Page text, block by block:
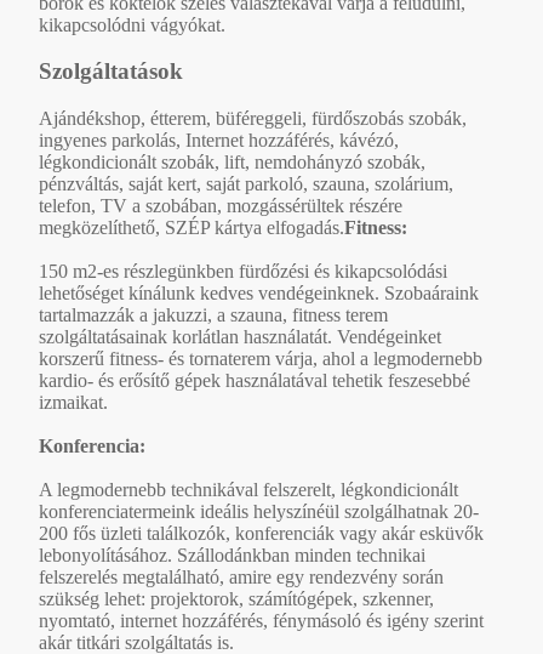
kikapcsolódni vágyókat.
Szolgáltatások
Ajándékshop, étterem, büféreggeli, fürdőszobás szobák,
ingyenes parkolás, Internet hozzáférés, kávézó,
légkondicionált szobák, lift, nemdohányzó szobák,
pénzváltás, saját kert, saját parkoló, szauna, szolárium,
telefon, TV a szobában, mozgássérültek részére
megközelíthető, SZÉP kártya elfogadás.Fitness:
150 m2-es részlegünkben fürdőzési és kikapcsolódási
lehetőséget kínálunk kedves vendégeinknek. Szobaáraink
tartalmazzák a jakuzzi, a szauna, fitness terem
szolgáltatásainak korlátlan használatát. Vendégeinket
korszerű fitness- és tornaterem várja, ahol a legmodernebb
kardio- és erősítő gépek használatával tehetik feszesebbé
izmaikat.
Konferencia:
A legmodernebb technikával felszerelt, légkondicionált
konferenciatermeink ideális helyszínéül szolgálhatnak 20-
200 fős üzleti találkozók, konferenciák vagy akár esküvők
lebonyolításához. Szállodánkban minden technikai
felszerelés megtalálható, amire egy rendezvény során
szükség lehet: projektorok, számítógépek, szkenner,
nyomtató, internet hozzáférés, fénymásoló és igény szerint
akár titkári szolgáltatás is.